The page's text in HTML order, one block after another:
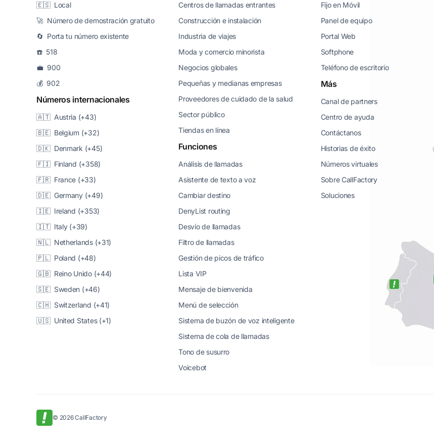
🇪🇸 Local
🚀 Número de demostración gratuito
🔄 Porta tu número existente
☎️ 518
💼 900
💰 902
Números internacionales
🇦🇹 Austria (+43)
🇧🇪 Belgium (+32)
🇩🇰 Denmark (+45)
🇫🇮 Finland (+358)
🇫🇷 France (+33)
🇩🇪 Germany (+49)
🇮🇪 Ireland (+353)
🇮🇹 Italy (+39)
🇳🇱 Netherlands (+31)
🇵🇱 Poland (+48)
🇬🇧 Reino Unido (+44)
🇸🇪 Sweden (+46)
🇨🇭 Switzerland (+41)
🇺🇸 United States (+1)
Centros de llamadas entrantes
Construcción e instalación
Industria de viajes
Moda y comercio minorista
Negocios globales
Pequeñas y medianas empresas
Proveedores de cuidado de la salud
Sector público
Tiendas en línea
Funciones
Análisis de llamadas
Asistente de texto a voz
Cambiar destino
DenyList routing
Desvío de llamadas
Filtro de llamadas
Gestión de picos de tráfico
Lista VIP
Mensaje de bienvenida
Menú de selección
Sistema de buzón de voz inteligente
Sistema de cola de llamadas
Tono de susurro
Voicebot
Fijo en Móvil
Panel de equipo
Portal Web
Softphone
Teléfono de escritorio
Más
Canal de partners
Centro de ayuda
Contáctanos
Historias de éxito
Números virtuales
Sobre CallFactory
Soluciones
© 2026 CallFactory